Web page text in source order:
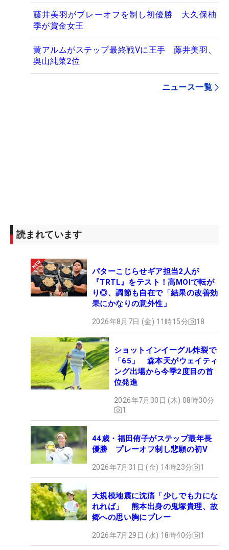
藤井美羽がプレーオフを制し初優勝 大久保柚
季が賞金女王
黄アルムがステップ最終戦Vに王手 藤井美羽、
奥山純菜2位
ニュース一覧
読まれています
パターこじらせギア担当2人が
『TRTL』をテスト！高MOIで転が
り◎、調節も自在で「結果の改善効
果にかなりの意外性」
2026年8月7日 (金) 11時15分 18
ショットインイーグル炸裂で
「65」 森本天がウェイティ
ング出場から今季2度目の首
位発進
2026年7月30日 (木) 08時30分
1
44歳・福田侑子がステップ最年長
優勝 プレーオフ制し悲願の初V
2026年7月31日 (金) 14時23分 1
大規模地震に沈痛「少しでも力にな
れれば」 熊本出身の鬼塚貴理、故
郷への思い胸にプレー
2026年7月29日 (水) 18時40分 1